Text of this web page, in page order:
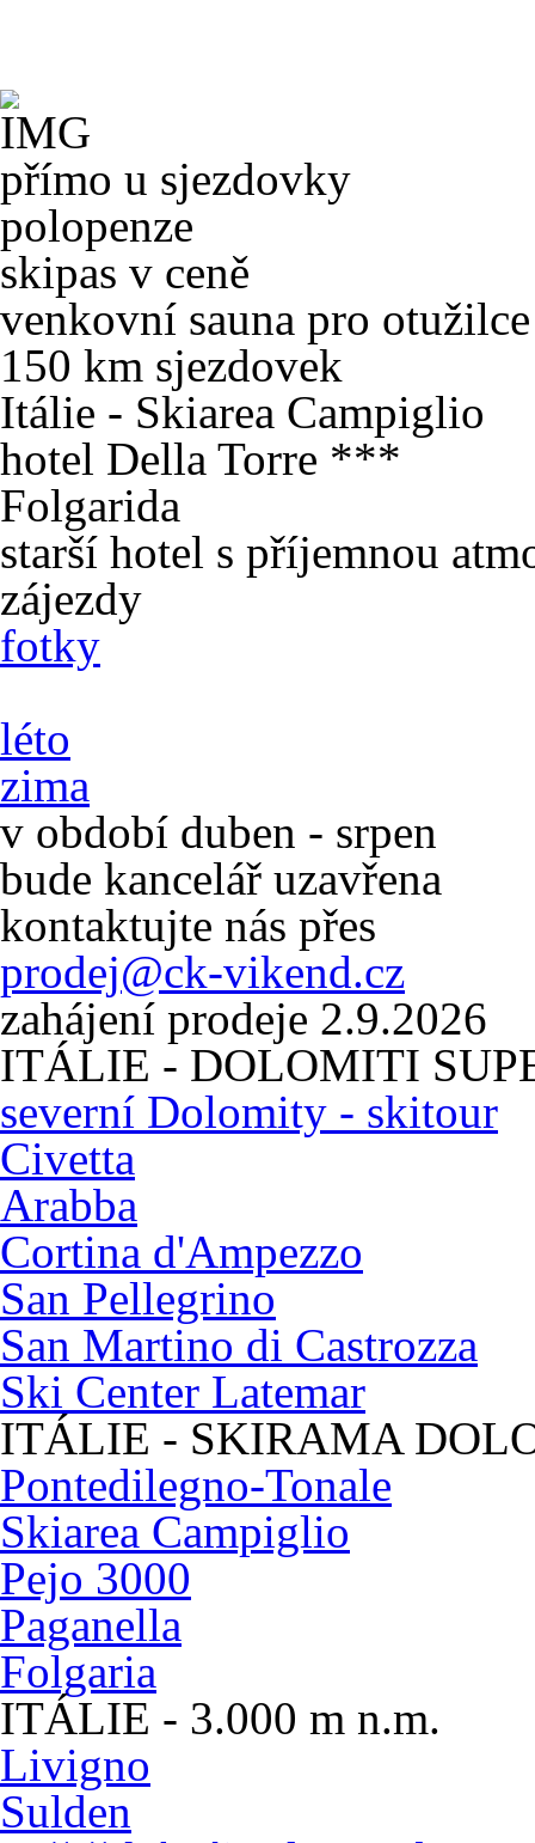
přímo u sjezdovky
polopenze
skipas v ceně
venkovní sauna pro otužilce
150 km sjezdovek
Itálie - Skiarea Campiglio
hotel Della Torre ***
Folgarida
starší hotel s příjemnou
zájezdy
fotky
léto
zima
v období duben - srpen
bude kancelář uzavřena
kontaktujte nás přes
prodej@ck-vikend.cz
zahájení prodeje 2.9.2026
ITÁLIE - DOLOMITI
severní Dolomity - skitour
Civetta
Arabba
Cortina d'Ampezzo
San Pellegrino
San Martino di Castrozza
Ski Center Latemar
ITÁLIE - SKIRAMA
Pontedilegno-Tonale
Skiarea Campiglio
Pejo 3000
Paganella
Folgaria
ITÁLIE - 3.000 m n.m.
Livigno
Sulden